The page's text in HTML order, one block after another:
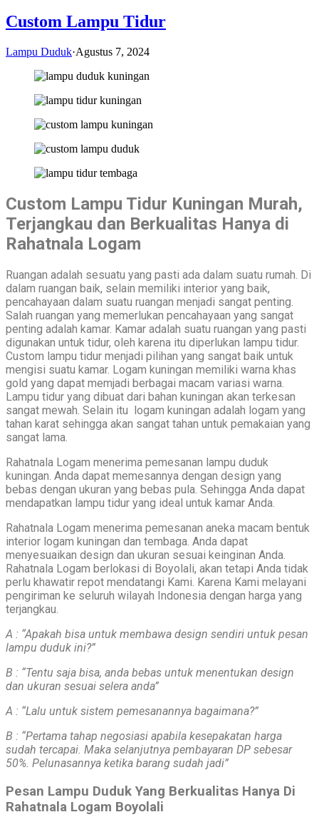
Custom Lampu Tidur
Lampu Duduk·Agustus 7, 2024
Custom Lampu Tidur Kuningan Murah,
Terjangkau dan Berkualitas Hanya di
Rahatnala Logam
Ruangan adalah sesuatu yang pasti ada dalam suatu rumah. Di
dalam ruangan baik, selain memiliki interior yang baik,
pencahayaan dalam suatu ruangan menjadi sangat penting.
Salah ruangan yang memerlukan pencahayaan yang sangat
penting adalah kamar. Kamar adalah suatu ruangan yang pasti
digunakan untuk tidur, oleh karena itu diperlukan lampu tidur.
Custom lampu tidur menjadi pilihan yang sangat baik untuk
mengisi suatu kamar. Logam kuningan memiliki warna khas
gold yang dapat memjadi berbagai macam variasi warna.
Lampu tidur yang dibuat dari bahan kuningan akan terkesan
sangat mewah. Selain itu logam kuningan adalah logam yang
tahan karat sehingga akan sangat tahan untuk pemakaian yang
sangat lama.
Rahatnala Logam menerima pemesanan lampu duduk
kuningan. Anda dapat memesannya dengan design yang
bebas dengan ukuran yang bebas pula. Sehingga Anda dapat
mendapatkan lampu tidur yang ideal untuk kamar Anda.
Rahatnala Logam menerima pemesanan aneka macam bentuk
interior logam kuningan dan tembaga. Anda dapat
menyesuaikan design dan ukuran sesuai keinginan Anda.
Rahatnala Logam berlokasi di Boyolali, akan tetapi Anda tidak
perlu khawatir repot mendatangi Kami. Karena Kami melayani
pengiriman ke seluruh wilayah Indonesia dengan harga yang
terjangkau.
A : “Apakah bisa untuk membawa design sendiri untuk pesan
lampu duduk ini?”
B : “Tentu saja bisa, anda bebas untuk menentukan design
dan ukuran sesuai selera anda”
A : “Lalu untuk sistem pemesanannya bagaimana?”
B : “Pertama tahap negosiasi apabila kesepakatan harga
sudah tercapai. Maka selanjutnya pembayaran DP sebesar
50%. Pelunasannya ketika barang sudah jadi”
Pesan Lampu Duduk Yang Berkualitas Hanya Di
Rahatnala Logam Boyolali